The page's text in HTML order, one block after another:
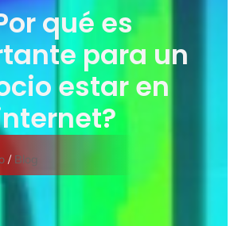
qué es
para un
estar en
/ Blog